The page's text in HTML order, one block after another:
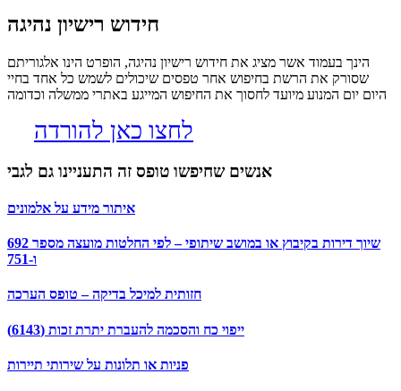
חידוש רישיון נהיגה
הינך בעמוד אשר מציג את חידוש רישיון נהיגה, הופרט הינו אלגוריתם
שסורק את הרשת בחיפוש אחר טפסים שיכולים לשמש כל אחד בחיי
היום יום המנוע מיועד לחסוך את החיפוש המייגע באתרי ממשלה וכדומה
לחצו כאן להורדה
אנשים שחיפשו טופס זה התעניינו גם לגבי
איתור מידע על אלמונים
שיוך דירות בקיבוץ או במושב שיתופי – לפי החלטות מועצה מספר 692
ו-751
חזותית למיכל בדיקה – טופס הערכה
ייפוי כח והסכמה להעברת יתרת זכות (6143)
פניות או תלונות על שירותי תיירות